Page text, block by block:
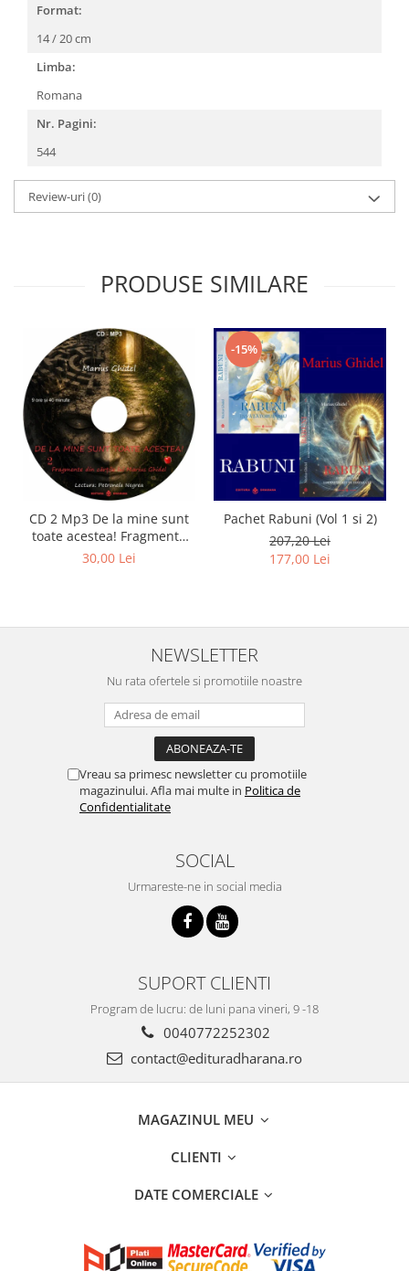
Format:
14 / 20 cm
Limba:
Romana
Nr. Pagini:
544
Review-uri(0)
PRODUSE SIMILARE
CD 2 Mp3 De la mine sunt
toate acestea! Fragmente
din cărțile lui Marius Ghidel
30,00 Lei
-15%
Pachet Rabuni (Vol 1 si 2)
207,20 Lei
177,00 Lei
NEWSLETTER
Nu rata ofertele si promotiile noastre
Vreau sa primesc newsletter cu promotiile
magazinului. Afla mai multe in Politica de
Confidentialitate
SOCIAL
Urmareste-ne in social media
SUPORT CLIENTI
Program de lucru: de luni pana vineri, 9 -18
0040772252302
contact@edituradharana.ro
MAGAZINUL MEU
CLIENTI
DATE COMERCIALE